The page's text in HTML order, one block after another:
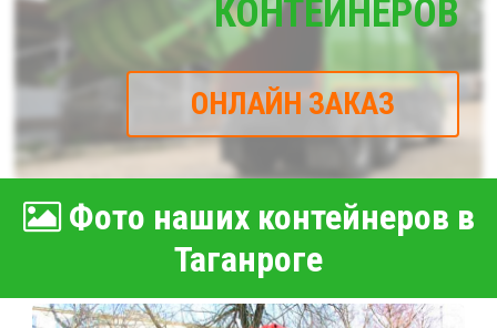
КОНТЕЙНЕРОВ
ОНЛАЙН ЗАКАЗ
Фото наших контейнеров в
Таганроге